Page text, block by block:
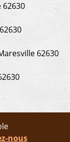
62630
62630
nous